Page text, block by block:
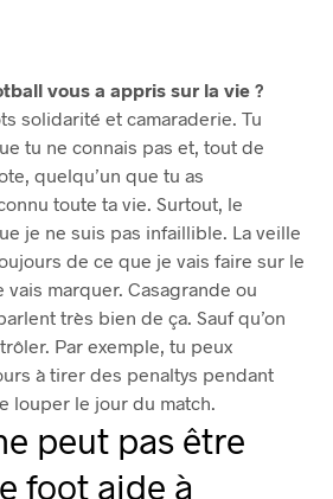
vous a appris sur la vie ?
solidarité et camaraderie. Tu
tu ne connais pas et, tout de
quelqu’un que tu as
toute ta vie. Surtout, le
je ne suis pas infaillible. La veille
de ce que je vais faire sur le
marquer. Casagrande ou
très bien de ça. Sauf qu’on
Par exemple, tu peux
à tirer des penaltys pendant
louper le jour du match.
peut pas être
foot aide à